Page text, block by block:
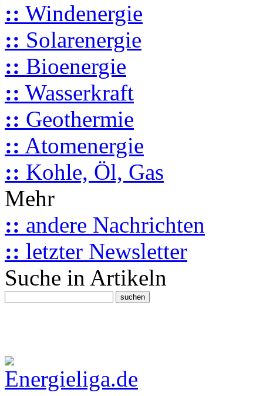
:: Windenergie
:: Solarenergie
:: Bioenergie
:: Wasserkraft
:: Geothermie
:: Atomenergie
:: Kohle, Öl, Gas
Mehr
:: andere Nachrichten
:: letzter Newsletter
Suche in Artikeln